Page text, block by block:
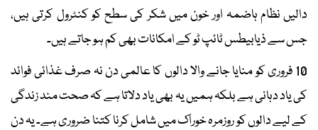
دالیں نظام ہاضمہ اور خون میں شکر کی سطح کو کنٹرول کرتی ہیں،
جس سے ذیابیطس ٹائپ ٹو کے امکانات بھی کم ہو جاتے ہیں۔
10 فروری کو منایا جانے والا دالوں کا عالمی دن نہ صرف غذائی فوائد
کی یاد دہانی ہے بلکہ ہمیں یہ بھی یاد دلاتا ہے کہ صحت مند زندگی
کے لیے دالوں کو روزمرہ خوراک میں شامل کرنا کتنا ضروری ہے۔ یہ دن